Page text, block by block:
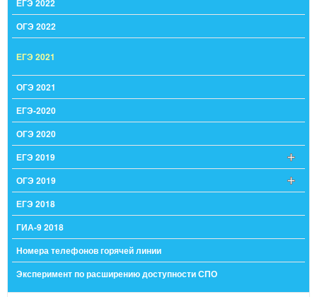
ЕГЭ 2022
ОГЭ 2022
ЕГЭ 2021
ОГЭ 2021
ЕГЭ-2020
ОГЭ 2020
ЕГЭ 2019
ОГЭ 2019
ЕГЭ 2018
ГИА-9 2018
Номера телефонов горячей линии
Эксперимент по расширению доступности СПО